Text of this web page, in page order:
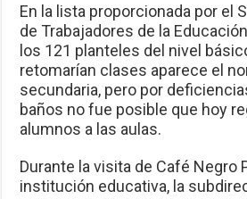
En la lista proporcionada por el
de Trabajadores de la
los 121 planteles del nivel
retomarían clases aparece el
secundaria, pero por
baños no fue posible que hoy
alumnos a las aulas.
Durante la visita de Café Negro
institución educativa, la